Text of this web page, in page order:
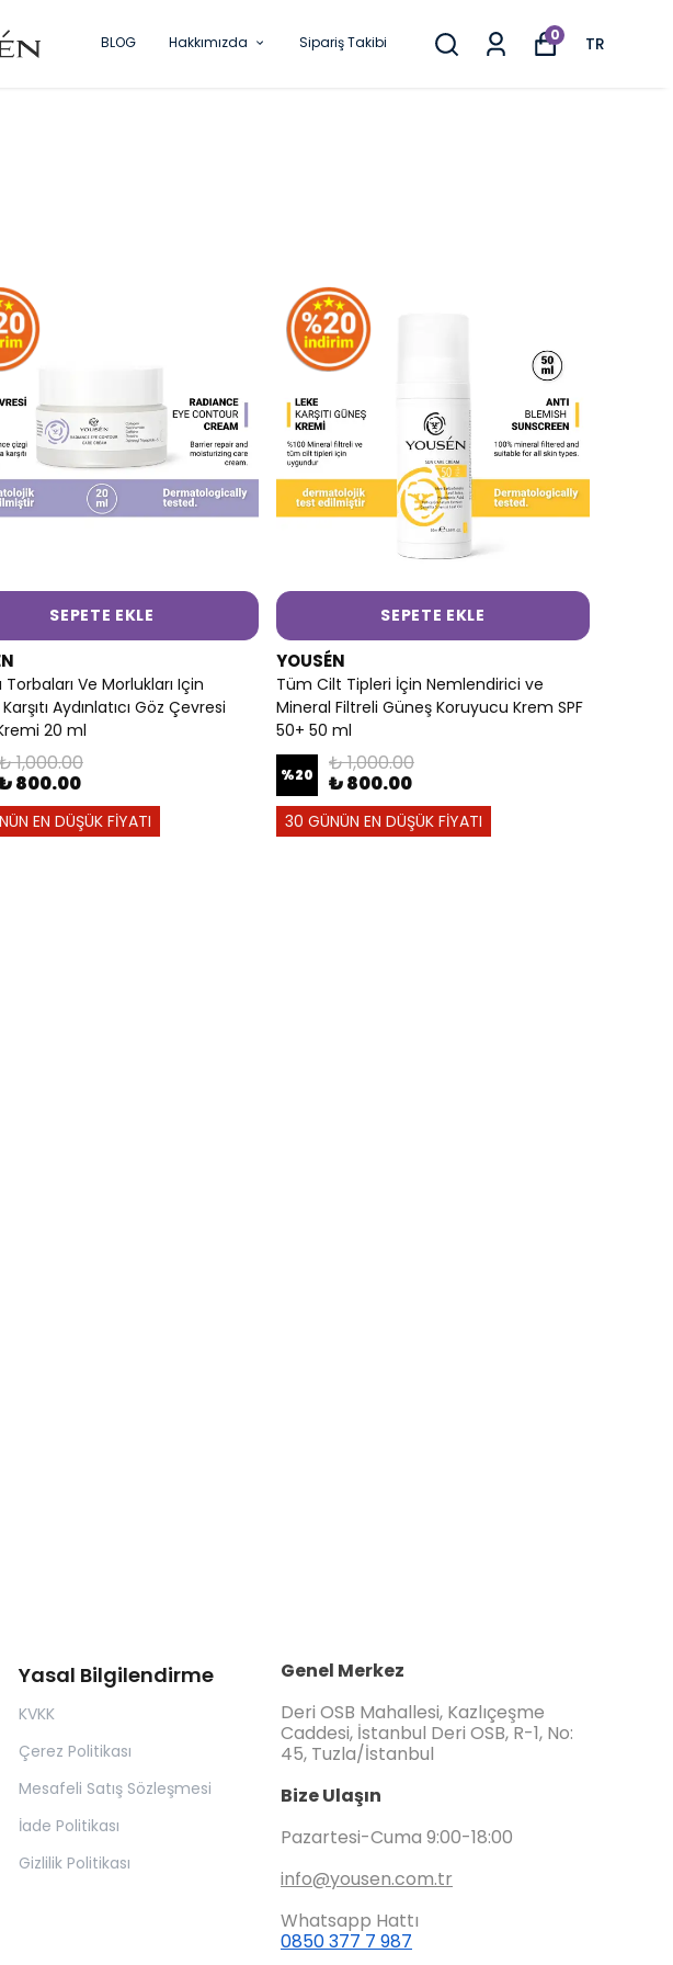
BLOG Hakkımızda Sipariş Takibi 0 TR
SEPETE EKLE
Torbaları Ve Morlukları Için
Karşıtı Aydınlatıcı Göz Çevresi
20 ml
1,000.00
800.00
EN DÜŞÜK FİYATI
SEPETE EKLE
YOUSÉN
Tüm Cilt Tipleri İçin Nemlendirici ve
Mineral Filtreli Güneş Koruyucu Krem SPF
50+ 50 ml
%20
₺ 1,000.00
₺ 800.00
30 GÜNÜN EN DÜŞÜK FİYATI
Yasal Bilgilendirme
KVKK
Çerez Politikası
Mesafeli Satış Sözleşmesi
İade Politikası
Gizlilik Politikası
Genel Merkez
Deri OSB Mahallesi, Kazlıçeşme
Caddesi, İstanbul Deri OSB, R-1, No:
45, Tuzla/İstanbul
Bize Ulaşın
Pazartesi-Cuma 9:00-18:00
info@yousen.com.tr
Whatsapp Hattı
0850 377 7 987